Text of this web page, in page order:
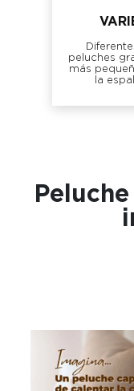
peluches
más
la